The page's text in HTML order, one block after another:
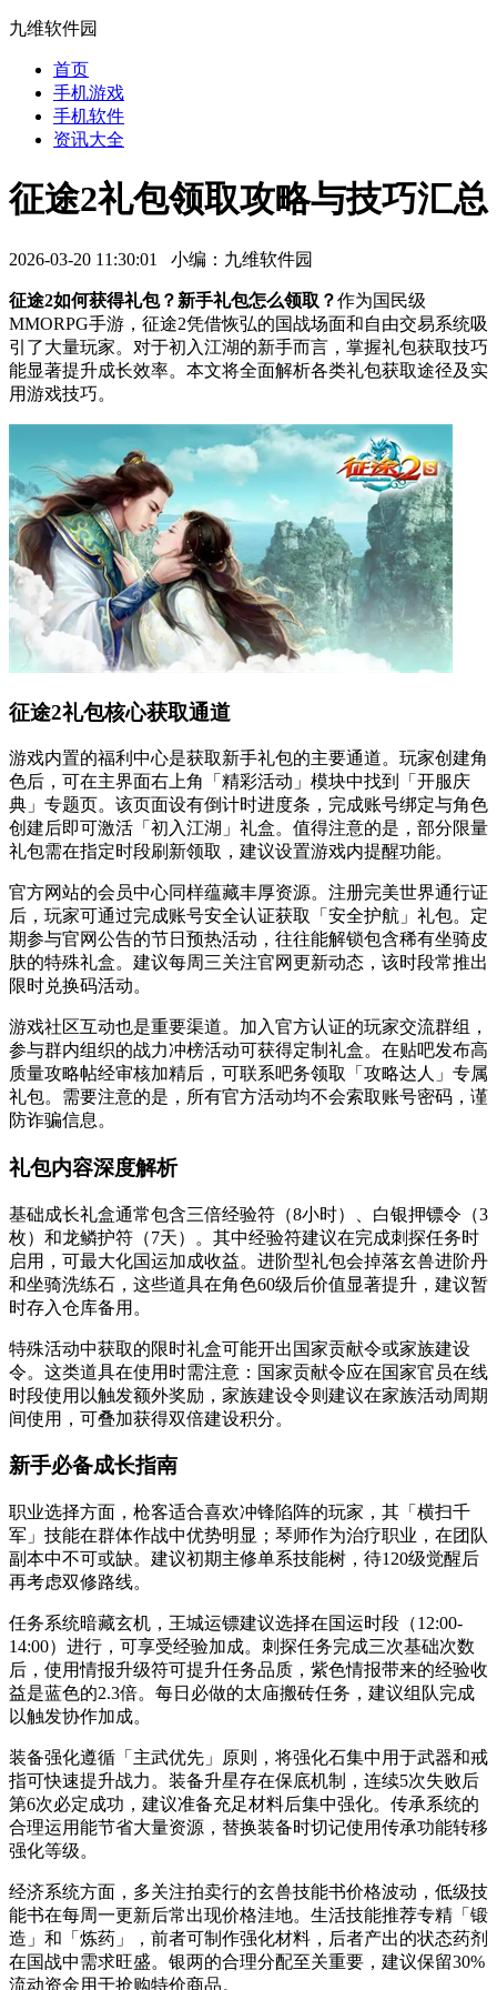
九维软件园
首页
手机游戏
手机软件
资讯大全
征途2礼包领取攻略与技巧汇总
2026-03-20 11:30:01 小编：九维软件园
征途2如何获得礼包？新手礼包怎么领取？作为国民级
MMORPG手游，征途2凭借恢弘的国战场面和自由交易系统吸
引了大量玩家。对于初入江湖的新手而言，掌握礼包获取技巧
能显著提升成长效率。本文将全面解析各类礼包获取途径及实
用游戏技巧。
征途2礼包核心获取通道
游戏内置的福利中心是获取新手礼包的主要通道。玩家创建角
色后，可在主界面右上角「精彩活动」模块中找到「开服庆
典」专题页。该页面设有倒计时进度条，完成账号绑定与角色
创建后即可激活「初入江湖」礼盒。值得注意的是，部分限量
礼包需在指定时段刷新领取，建议设置游戏内提醒功能。
官方网站的会员中心同样蕴藏丰厚资源。注册完美世界通行证
后，玩家可通过完成账号安全认证获取「安全护航」礼包。定
期参与官网公告的节日预热活动，往往能解锁包含稀有坐骑皮
肤的特殊礼盒。建议每周三关注官网更新动态，该时段常推出
限时兑换码活动。
游戏社区互动也是重要渠道。加入官方认证的玩家交流群组，
参与群内组织的战力冲榜活动可获得定制礼盒。在贴吧发布高
质量攻略帖经审核加精后，可联系吧务领取「攻略达人」专属
礼包。需要注意的是，所有官方活动均不会索取账号密码，谨
防诈骗信息。
礼包内容深度解析
基础成长礼盒通常包含三倍经验符（8小时）、白银押镖令（3
枚）和龙鳞护符（7天）。其中经验符建议在完成刺探任务时
启用，可最大化国运加成收益。进阶型礼包会掉落玄兽进阶丹
和坐骑洗练石，这些道具在角色60级后价值显著提升，建议暂
时存入仓库备用。
特殊活动中获取的限时礼盒可能开出国家贡献令或家族建设
令。这类道具在使用时需注意：国家贡献令应在国家官员在线
时段使用以触发额外奖励，家族建设令则建议在家族活动周期
间使用，可叠加获得双倍建设积分。
新手必备成长指南
职业选择方面，枪客适合喜欢冲锋陷阵的玩家，其「横扫千
军」技能在群体作战中优势明显；琴师作为治疗职业，在团队
副本中不可或缺。建议初期主修单系技能树，待120级觉醒后
再考虑双修路线。
任务系统暗藏玄机，王城运镖建议选择在国运时段（12:00-
14:00）进行，可享受经验加成。刺探任务完成三次基础次数
后，使用情报升级符可提升任务品质，紫色情报带来的经验收
益是蓝色的2.3倍。每日必做的太庙搬砖任务，建议组队完成
以触发协作加成。
装备强化遵循「主武优先」原则，将强化石集中用于武器和戒
指可快速提升战力。装备升星存在保底机制，连续5次失败后
第6次必定成功，建议准备充足材料后集中强化。传承系统的
合理运用能节省大量资源，替换装备时切记使用传承功能转移
强化等级。
经济系统方面，多关注拍卖行的玄兽技能书价格波动，低级技
能书在每周一更新后常出现价格洼地。生活技能推荐专精「锻
造」和「炼药」，前者可制作强化材料，后者产出的状态药剂
在国战中需求旺盛。银两的合理分配至关重要，建议保留30%
流动资金用于抢购特价商品。